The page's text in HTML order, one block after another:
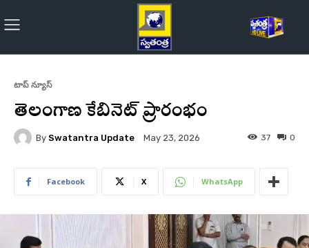
టాప్ న్యూస్
తెలంగాణ కేబినెట్ ప్రారంభం
By Swatantra Update May 23, 2026 0
37
Facebook X WhatsApp